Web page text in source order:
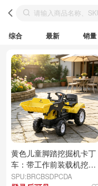
综合 最新 销量
黄色儿童脚踏挖掘机卡丁
车：带工作前装载机挖掘
机——3岁儿童户外玩具
SPU:BRCBSDPCDA